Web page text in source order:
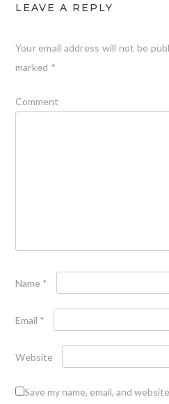
LEAVE A REPLY
Your email address will not be
marked *
Comment
Name *
Email *
Website
Save my name, email, and